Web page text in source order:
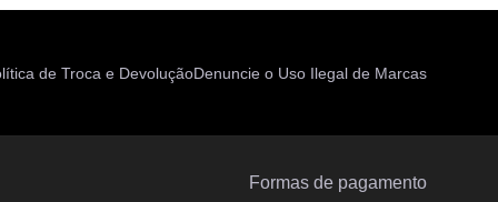
de Troca e DevoluçãoDenuncie o Uso Ilegal de Marcas
Formas de pagamento